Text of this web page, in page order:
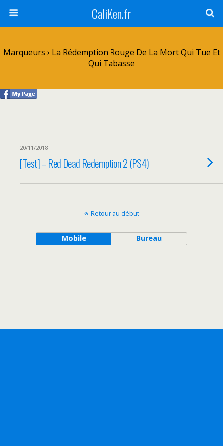
CaliKen.fr
Marqueurs › La Rédemption Rouge De La Mort Qui Tue Et
Qui Tabasse
20/11/2018
[Test] – Red Dead Redemption 2 (PS4)
Retour au début
Mobile Bureau